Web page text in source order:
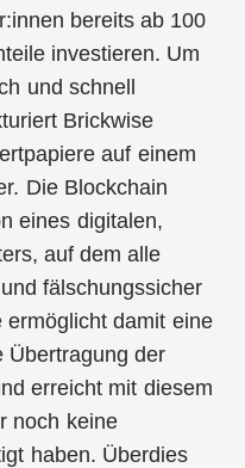
bereits ab 100
investieren. Um
und schnell
Brickwise
auf einem
Die Blockchain
eines digitalen,
auf dem alle
fälschungssicher
damit eine
Übertragung der
erreicht mit diesem
noch keine
haben. Überdies